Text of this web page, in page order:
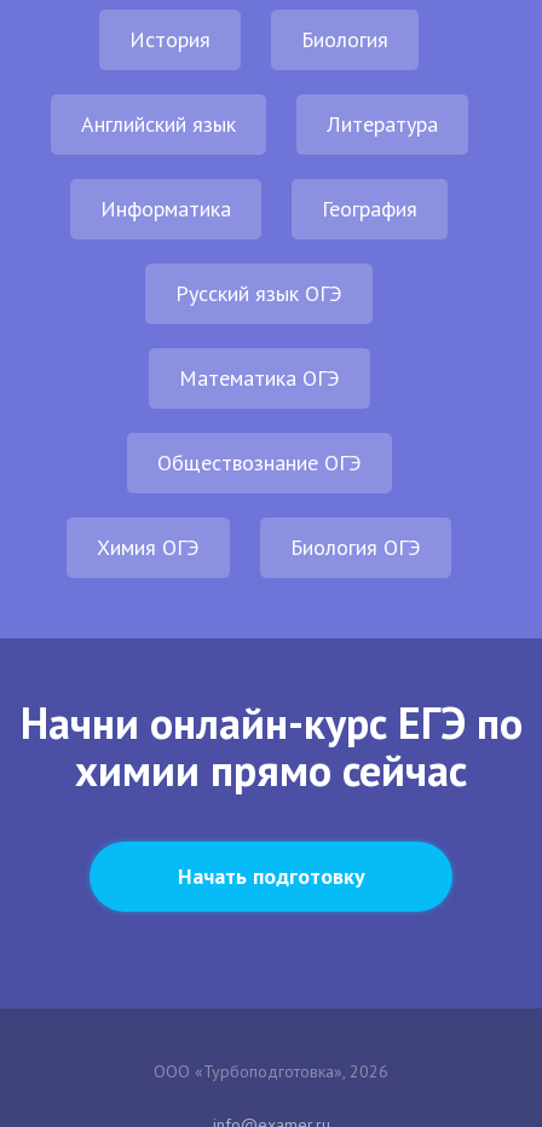
История Биология
Английский язык Литература
Информатика География
Русский язык ОГЭ
Математика ОГЭ
Обществознание ОГЭ
Химия ОГЭ Биология ОГЭ
Начни онлайн-курс ЕГЭ по
химии прямо сейчас
Начать подготовку
ООО «Турбоподготовка», 2026